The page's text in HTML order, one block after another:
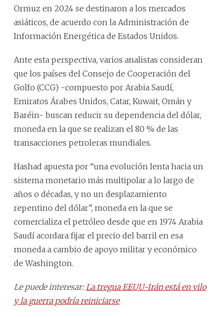
Ormuz en 2024 se destinaron a los mercados
asiáticos, de acuerdo con la Administración de
Información Energética de Estados Unidos.
Ante esta perspectiva, varios analistas consideran
que los países del Consejo de Cooperación del
Golfo (CCG) -compuesto por Arabia Saudí,
Emiratos Árabes Unidos, Catar, Kuwait, Omán y
Baréin- buscan reducir su dependencia del dólar,
moneda en la que se realizan el 80 % de las
transacciones petroleras mundiales.
Hashad apuesta por “una evolución lenta hacia un
sistema monetario más multipolar a lo largo de
años o décadas, y no un desplazamiento
repentino del dólar”, moneda en la que se
comercializa el petróleo desde que en 1974 Arabia
Saudí acordara fijar el precio del barril en esa
moneda a cambio de apoyo militar y económico
de Washington.
Le puede interesar: La tregua EEUU-Irán está en vilo
y la guerra podría reiniciarse